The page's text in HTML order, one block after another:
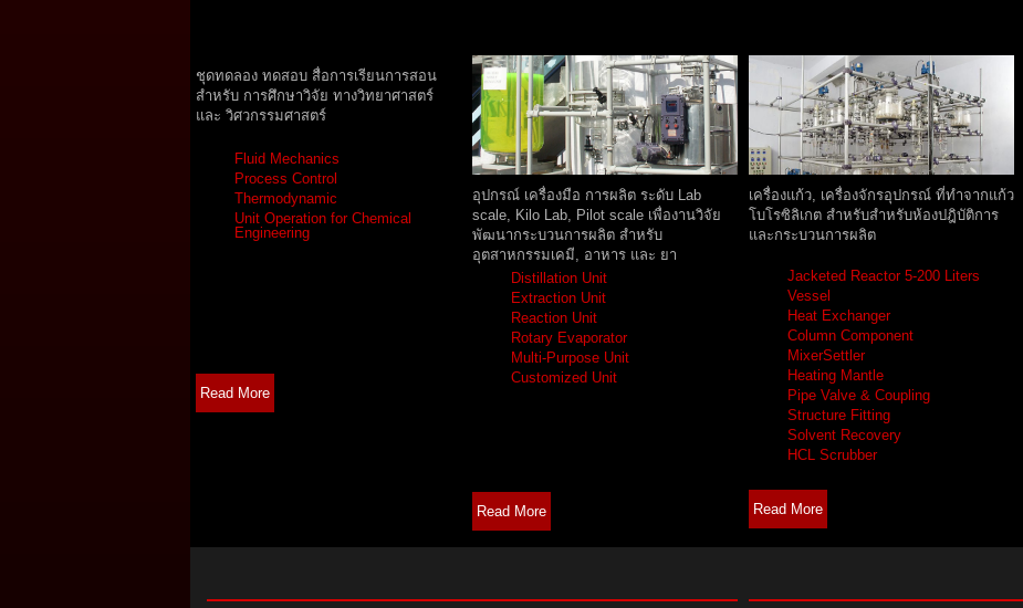
ชุดทดลอง ทดสอบ สื่อการเรียนการสอน
สำหรับ การศึกษาวิจัย ทางวิทยาศาสตร์
และ วิศวกรรมศาสตร์
Fluid Mechanics
Process Control
Thermodynamic
Unit Operation for Chemical
Engineering
Read More
อุปกรณ์ เครื่องมือ การผลิต ระดับ Lab
scale, Kilo Lab, Pilot scale เพื่องานวิจัย
พัฒนากระบวนการผลิต สำหรับ
อุตสาหกรรมเคมี, อาหาร และ ยา
Distillation Unit
Extraction Unit
Reaction Unit
Rotary Evaporator
Multi-Purpose Unit
Customized Unit
Read More
เครื่องแก้ว, เครื่องจักรอุปกรณ์ ที่ทำจากแก้ว
โบโรซิลิเกต สำหรับสำหรับห้องปฎิบัติการ
และกระบวนการผลิต
Jacketed Reactor 5-200 Liters
Vessel
Heat Exchanger
Column Component
MixerSettler
Heating Mantle
Pipe Valve & Coupling
Structure Fitting
Solvent Recovery
HCL Scrubber
Read More